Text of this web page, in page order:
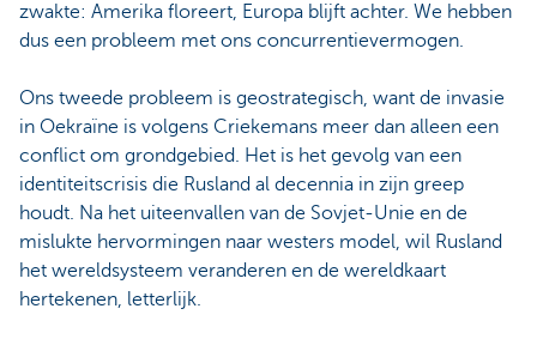
zwakte: Amerika floreert, Europa blijft achter. We hebben
dus een probleem met ons concurrentievermogen.
Ons tweede probleem is geostrategisch, want de invasie
in Oekraïne is volgens Criekemans meer dan alleen een
conflict om grondgebied. Het is het gevolg van een
identiteitscrisis die Rusland al decennia in zijn greep
houdt. Na het uiteenvallen van de Sovjet-Unie en de
mislukte hervormingen naar westers model, wil Rusland
het wereldsysteem veranderen en de wereldkaart
hertekenen, letterlijk.